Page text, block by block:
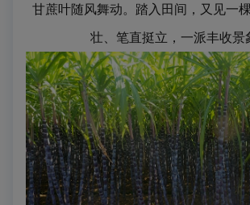
甘蔗叶随风舞动。踏入田间，又见一
壮、笔直挺立，一派丰收景